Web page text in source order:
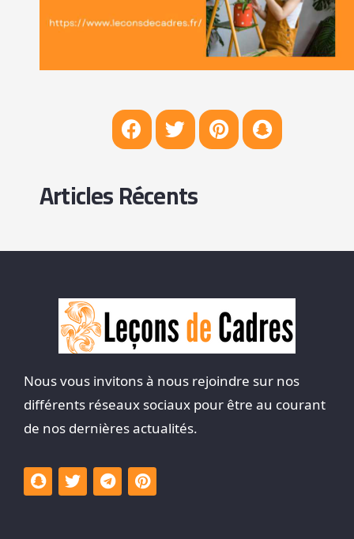
Articles Récents
Nous vous invitons à nous rejoindre sur nos
différents réseaux sociaux pour être au courant
de nos dernières actualités.